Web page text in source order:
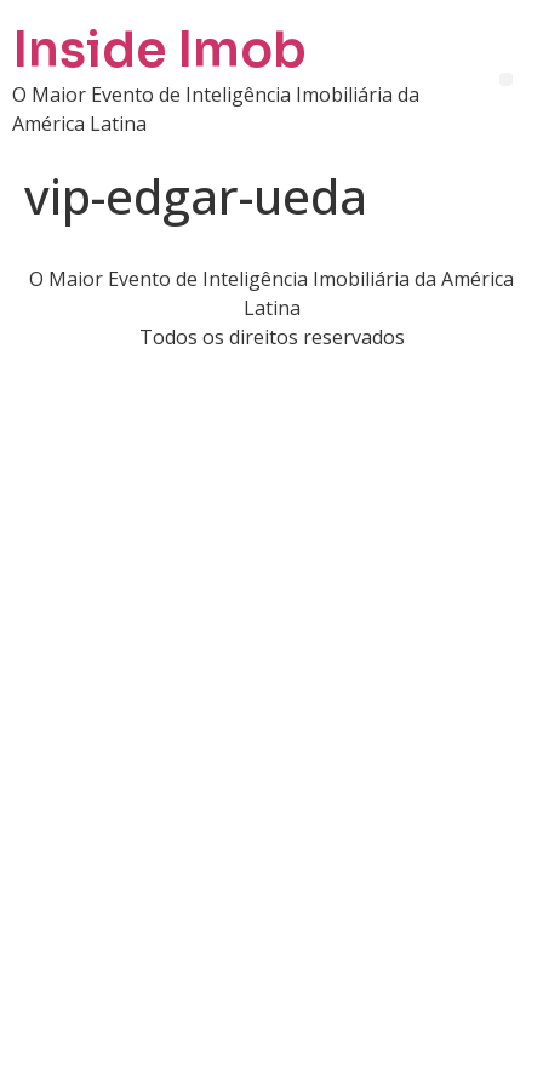
Inside Imob
O Maior Evento de Inteligência Imobiliária da
América Latina
vip-edgar-ueda
O Maior Evento de Inteligência Imobiliária da América
Latina
Todos os direitos reservados